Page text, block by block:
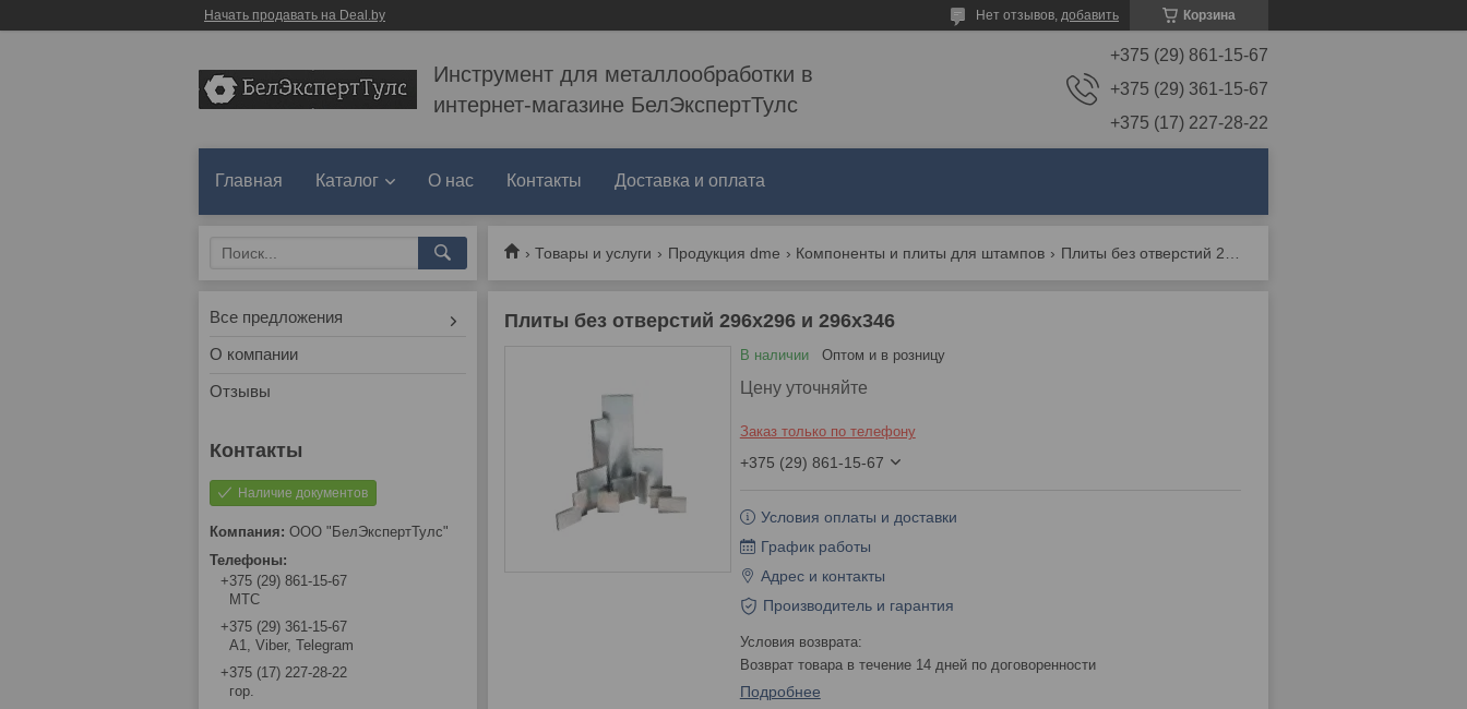
Начать продавать на Deal.by Корзина
Нет отзывов, добавить
Инструмент для металлообработки в
интернет-магазине БелЭкспертТулс
+375 (29) 861-15-67
+375 (29) 361-15-67
+375 (17) 227-28-22
Главная Каталог О нас Контакты Доставка и оплата
Товары и услуги Продукция dme Компоненты и плиты для штампов
Плиты без отверстий 296x296 и 296x346
В наличии Оптом и в розницу
Цену уточняйте
Заказ только по телефону
+375 (29) 861-15-67
Условия оплаты и доставки
График работы
Адрес и контакты
Производитель и гарантия
возврат товара в течение 14 дней по договоренности
Подробнее
Все предложения
О компании
Отзывы
Наличие документов
ООО "БелЭкспертТулс"
+375 (29) 861-15-67
МТС
+375 (29) 361-15-67
А1, Viber, Telegram
+375 (17) 227-28-22
гор.